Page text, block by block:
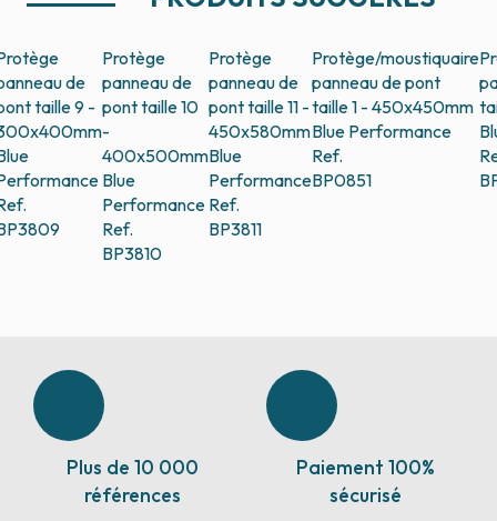
de
taille 9 -
Protège
panneau de
pont taille 10
-
400x500mm
Blue
Performance
Ref.
BP3810
Protège
panneau de
pont taille 11 -
450x580mm
Blue
Performance
Ref.
BP3811
Protège/moustiquaire
panneau de pont
taille 1 - 450x450mm
Blue Performance
Ref.
BP0851
Plus de 10 000
références
Paiement 100%
sécurisé